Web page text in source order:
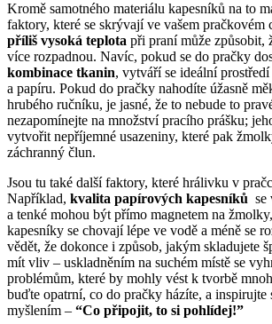
Kromě ​samotného materiálu kapesníků⁣ na to
faktory, které⁤ se skrývají ve vašem
příliš⁣ vysoká teplota při praní může způsobit,
více rozpadnou. Navíc, pokud se do pračky
kombinace⁢ tkanin, ​vytváří se ideální​
a papíru. Pokud do pračky nahodíte úžasně
hrubého ⁢ručníku, ‌je jasné, že to⁤ nebude‌ to⁤
nezapomínejte ⁤na množství pracího prášku;
vytvořit nepříjemné ‌usazeniny, které pak
záchranný ​člun.
Jsou⁣ tu⁤ také další faktory, které hrálivku‍ v
Například, kvalita papírových kapesníků
a tenké mohou být přímo magnetem na
kapesníky se chovají⁣ lépe ve‌ vodě a méně se
vědět, že dokonce⁣ i způsob, jakým skladujete
mít vliv – uskladněním⁢ na ⁢suchém místě se
⁢problémům, ⁤které by mohly ⁣vést ‌k tvorbě
buďte opatrní, co do pračky házíte, a inspirujte
myšlením‍ – “Co ⁢připojit, to​ si pohlídej!”